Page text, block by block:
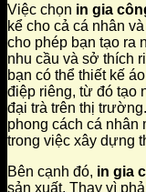
Việc chọn in gia
kể cho cả cá nhân
cho phép bạn tạo ra
nhu cầu và sở thích
bạn có thể thiết kế
điệp riêng, từ đó tạo
đại trà trên thị
phong cách cá nhân
trong việc xây dựng
Bên cạnh đó, in gia
sản xuất. Thay vì